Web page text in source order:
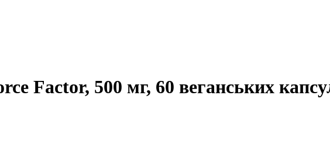
Factor, 500 мг, 60 веганських